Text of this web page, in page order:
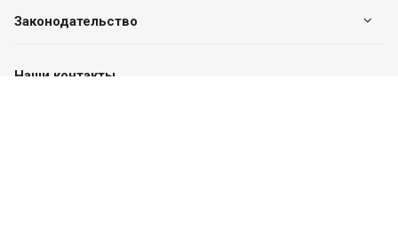
Законодательство
Наши контакты